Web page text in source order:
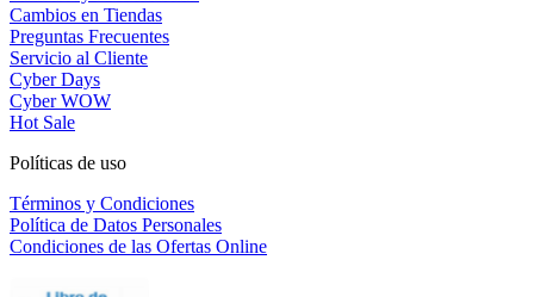
Cambios en Tiendas
Preguntas Frecuentes
Servicio al Cliente
Cyber Days
Cyber WOW
Hot Sale
Políticas de uso
Términos y Condiciones
Política de Datos Personales
Condiciones de las Ofertas Online